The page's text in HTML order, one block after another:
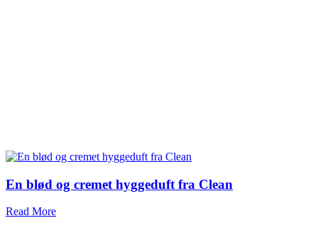
En blød og cremet hyggeduft fra Clean
Read More